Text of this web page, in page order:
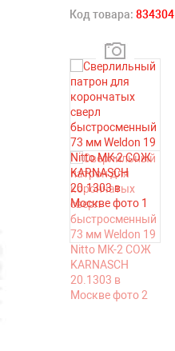
Код товара: 834304